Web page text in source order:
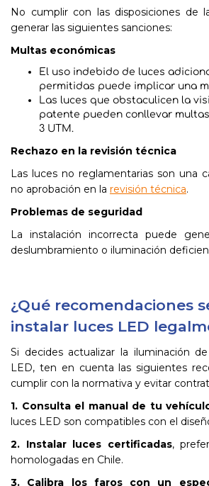
No cumplir con las disposiciones de
generar las siguientes sanciones:
Multas económicas
El uso indebido de luces
permitidas puede implicar una
Las luces que obstaculicen la
patente pueden conllevar
3 UTM.
Rechazo en la revisión técnica
Las luces no reglamentarias son una
no aprobación en la revisión técnica.
Problemas de seguridad
La instalación incorrecta puede
deslumbramiento o iluminación
¿Qué recomendaciones
instalar luces LED
Si decides actualizar la iluminación
LED, ten en cuenta las siguientes
cumplir con la normativa y evitar
1. Consulta el manual de tu
luces LED son compatibles con el
2. Instalar luces certificadas,
homologadas en Chile.
3. Calibra los faros con un